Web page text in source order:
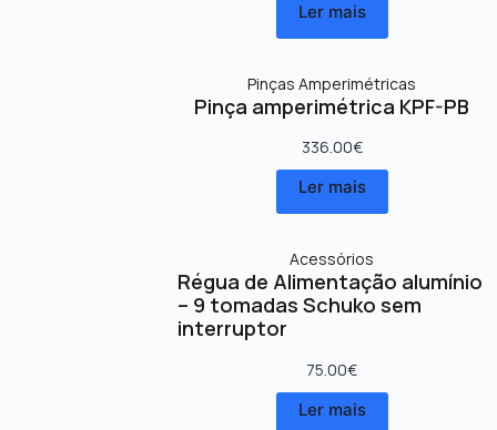
Ler mais
Pinças Amperimétricas
Pinça amperimétrica KPF-PB
336.00€
Ler mais
Acessórios
Régua de Alimentação alumínio
– 9 tomadas Schuko sem
interruptor
75.00€
Ler mais